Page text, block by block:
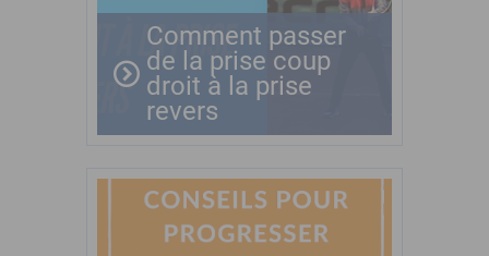
Comment passer
de la prise coup
droit à la prise
revers